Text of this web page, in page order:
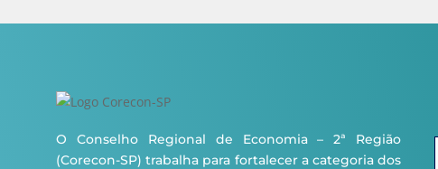
O Conselho Regional de Economia – 2ª Região
(Corecon-SP) trabalha para fortalecer a categoria dos